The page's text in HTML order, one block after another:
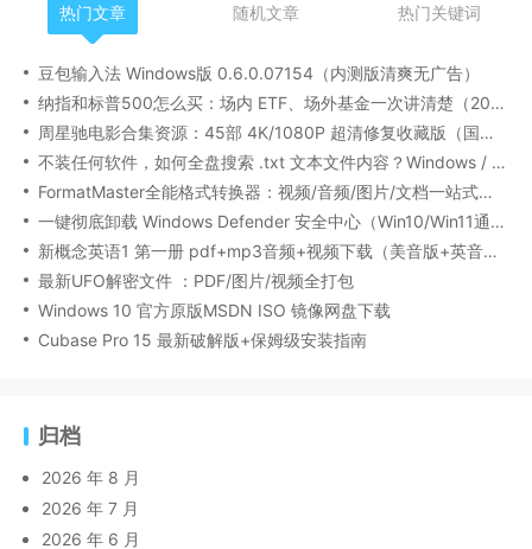
热门文章 随机文章 热门关键词
豆包输入法 Windows版 0.6.0.07154（内测版清爽无广告）
纳指和标普500怎么买：场内 ETF、场外基金一次讲清楚（2026 最新版）
周星驰电影合集资源：45部 4K/1080P 超清修复收藏版（国粤双语/中文字幕）
不装任何软件，如何全盘搜索 .txt 文本文件内容？Windows / Linux / macOS 的命令行指南
FormatMaster全能格式转换器：视频/音频/图片/文档一站式搞定
一键彻底卸载 Windows Defender 安全中心（Win10/Win11通用）
新概念英语1 第一册 pdf+mp3音频+视频下载（美音版+英音版）
最新UFO解密文件 ：PDF/图片/视频全打包
Windows 10 官方原版MSDN ISO 镜像网盘下载
Cubase Pro 15 最新破解版+保姆级安装指南
归档
2026 年 8 月
2026 年 7 月
2026 年 6 月